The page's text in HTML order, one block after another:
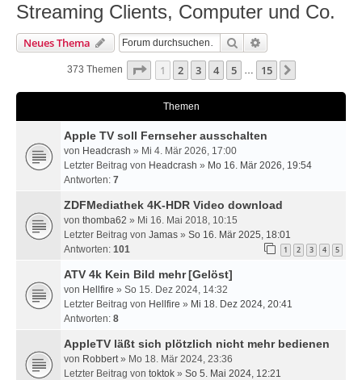
Streaming Clients, Computer und Co.
Neues Thema Suche
373 Themen Seite 1Von 15
1 2 3 4 5 … 15
Themen
Apple TV soll Fernseher ausschalten
von Headcrash » Mi 4. Mär 2026, 17:00
Letzter Beitrag von Headcrash » Mo 16. Mär 2026, 19:54
Antworten: 7
ZDFMediathek 4K-HDR Video download
von thomba62 » Mi 16. Mai 2018, 10:15
Letzter Beitrag von Jamas » So 16. Mär 2025, 18:01
Antworten: 101 1 2 3 4 5
ATV 4k Kein Bild mehr[Gelöst]
von Hellfire » So 15. Dez 2024, 14:32
Letzter Beitrag von Hellfire » Mi 18. Dez 2024, 20:41
Antworten: 8
AppleTV läßt sich plötzlich nicht mehr bedienen
von Robbert» Mo 18. Mär 2024, 23:36
Letzter Beitrag von toktok » So 5. Mai 2024, 12:21